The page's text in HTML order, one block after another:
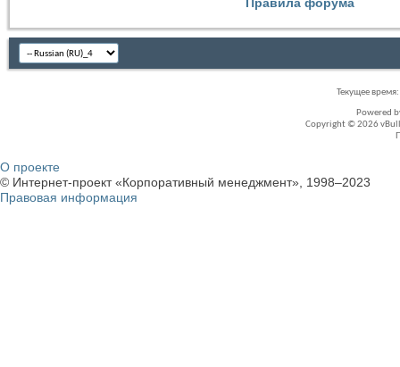
Правила форума
Текущее время:
Powered
Copyright © 2026
О проекте
© Интернет-проект «Корпоративный менеджмент», 1998–2023
Правовая информация